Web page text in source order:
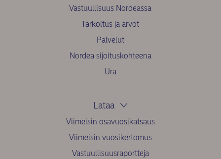
Vastuullisuus Nordeassa
Tarkoitus ja arvot
Palvelut
Nordea sijoituskohteena
Ura
Lataa
Viimeisin osavuosikatsaus
Viimeisin vuosikertomus
Vastuullisuusraportteja